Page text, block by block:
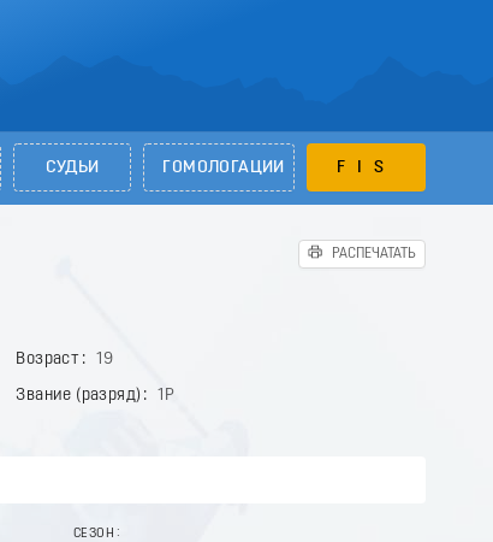
СУДЬИ ГОМОЛОГАЦИИ FIS
РАСПЕЧАТАТЬ
Возраст
19
Звание (разряд) 1Р
СЕЗОН